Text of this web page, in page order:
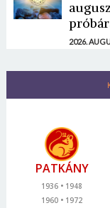
2026.
PATKÁNY
1936
1948
1960
1972